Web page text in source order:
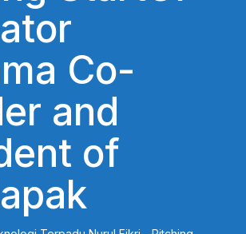
Co-
and
of